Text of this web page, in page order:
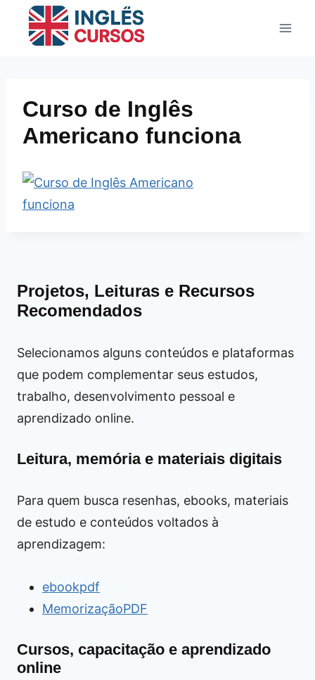
Curso de Inglês
Americano funciona
Projetos, Leituras e Recursos
Recomendados
Selecionamos alguns conteúdos e plataformas
que podem complementar seus estudos,
trabalho, desenvolvimento pessoal e
aprendizado online.
Leitura, memória e materiais digitais
Para quem busca resenhas, ebooks, materiais
de estudo e conteúdos voltados à
aprendizagem:
ebookpdf
MemorizaçãoPDF
Cursos, capacitação e aprendizado
online